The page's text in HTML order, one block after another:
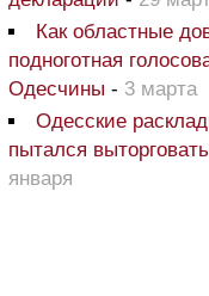
Как областные
подноготная
Одесчины - 3 марта
Одесские
пытался
января